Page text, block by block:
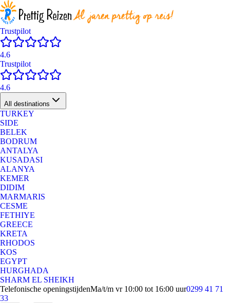
Trustpilot
4.6
Trustpilot
4.6
All destinations
TURKEY
SIDE
BELEK
BODRUM
ANTALYA
KUSADASI
ALANYA
KEMER
DIDIM
MARMARIS
CESME
FETHIYE
GREECE
KRETA
RHODOS
KOS
EGYPT
HURGHADA
SHARM EL SHEIKH
Telefonische openingstijdenMa/t/m vr 10:00 tot 16:00 uur0299 41 71
33